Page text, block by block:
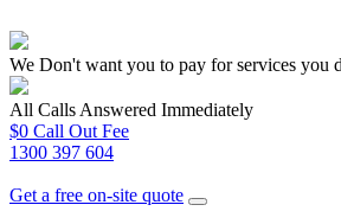
We Don't want you to pay for services you
All Calls Answered Immediately
$0 Call Out Fee
1300 397 604
Get a free on-site quote